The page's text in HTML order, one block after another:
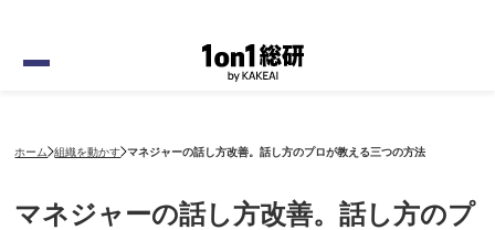
ホーム 組織を動かす マネジャーの話し方改善。話し方のプロが教える三つの方法
マネジャーの話し方改善。話し方のプ